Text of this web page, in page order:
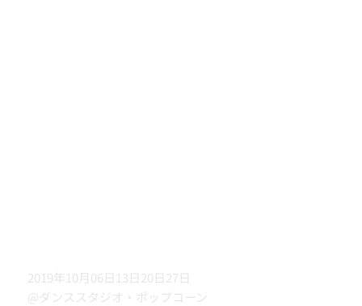
2019年10月06日13日20日27日
@ダンススタジオ・ポップコーン